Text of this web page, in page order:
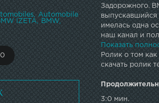
Задорожного.
имелась одна
наш канал и
автомобилей
Показать
Ролик о том как
скачать ролик
3:0 мин.
Automobile
IZETA
BMW
0